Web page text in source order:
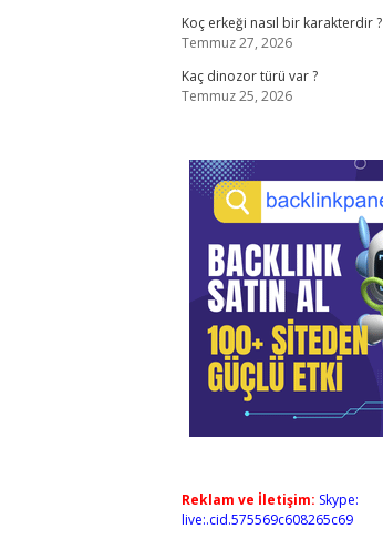
Koç erkeği nasıl bir karakterdir ?
Temmuz 27, 2026
Kaç dinozor türü var ?
Temmuz 25, 2026
Reklam ve İletişim: Skype:
live:.cid.575569c608265c69